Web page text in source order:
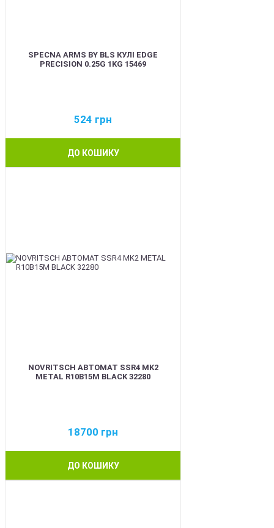
SPECNA ARMS BY BLS КУЛІ EDGE
PRECISION 0.25G 1KG 15469
524 грн
ДО КОШИКУ
NOVRITSCH АВТОМАТ SSR4 MK2
METAL R10B15M BLACK 32280
18700 грн
ДО КОШИКУ